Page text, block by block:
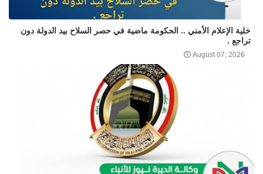
خلية الإعلام الأمني .. الحكومة ماضية في حصر السلاح بيد الدولة دون
تراجع .
August 07, 2026